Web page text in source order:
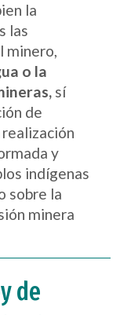
la
las
minero,
o la
sí
de
y
indígenas
sobre la
minera
de